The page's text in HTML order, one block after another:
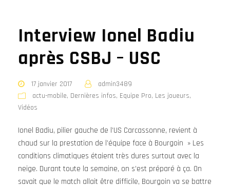
Interview Ionel Badiu
après CSBJ – USC
17 janvier 2017
admin3489
actu-mobile, Dernières infos, Equipe Pro, Les joueurs,
Vidéos
Ionel Badiu, pilier gauche de l’US Carcassonne, revient à
chaud sur la prestation de l’équipe face à Bourgoin » Les
conditions climatiques étaient très dures surtout avec la
neige. Durant toute la semaine, on s’est préparé à ça. On
savait que le match allait être difficile, Bourgoin va se battre